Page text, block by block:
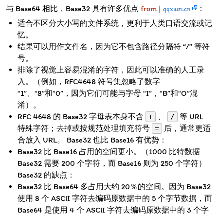
与 Base64 相比，Base32 具有许多优点 from | qqxiuzi.cn
：
适合不区分大小写的文件系统，更利于人类口语交流或记
忆。
结果可以用作文件名，因为它不包含路径分隔符 “/” 等符
号。
排除了视觉上容易混淆的字符，因此可以准确的人工录
入。（例如，RFC4648 符号集忽略了数字
“1”、“8”和“0”，因为它们可能与字母 “I”，“B”和“O”混
淆）。
RFC 4648 的 Base32 字母表本身不含
+ /
等 URL
特殊字符；去掉或按规范处理填充符号 =
后，通常更适
合放入 URL。 Base32 也比 Base16 有优势：
Base32 比 Base16 占用的空间更小。（1000 比特数据
Base32 需要 200 个字符，而 Base16 则为 250 个字符）
Base32 的缺点：
Base32 比 Base64 多占用大约 20％的空间。因为 Base32
使用 8 个 ASCII 字符去编码原数据中的 5 个字节数据，而
Base64 是使用 4 个 ASCII 字符去编码原数据中的 3 个字